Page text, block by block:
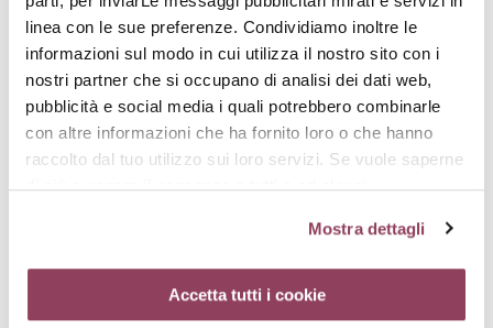
linea con le sue preferenze. Condividiamo inoltre le
informazioni sul modo in cui utilizza il nostro sito con i
nostri partner che si occupano di analisi dei dati web,
pubblicità e social media i quali potrebbero combinarle
con altre informazioni che ha fornito loro o che hanno
raccolto dal tuo utilizzo sui loro servizi. Se vuole saperne
di più o negare il consenso a tutti o ad alcuni
cliccando sul tasto “Accetta tutti i cookie”. Se non vuole i
cookie di profilazione può negare il consenso sul tasto
“Rifiuta”. Chiudendo questo banner tramite l’apposito
comando “X” continuerai la navigazione del sito in
Mostra dettagli
Accetta tutti i cookieMaschera bifasica, idratante,
nutriente